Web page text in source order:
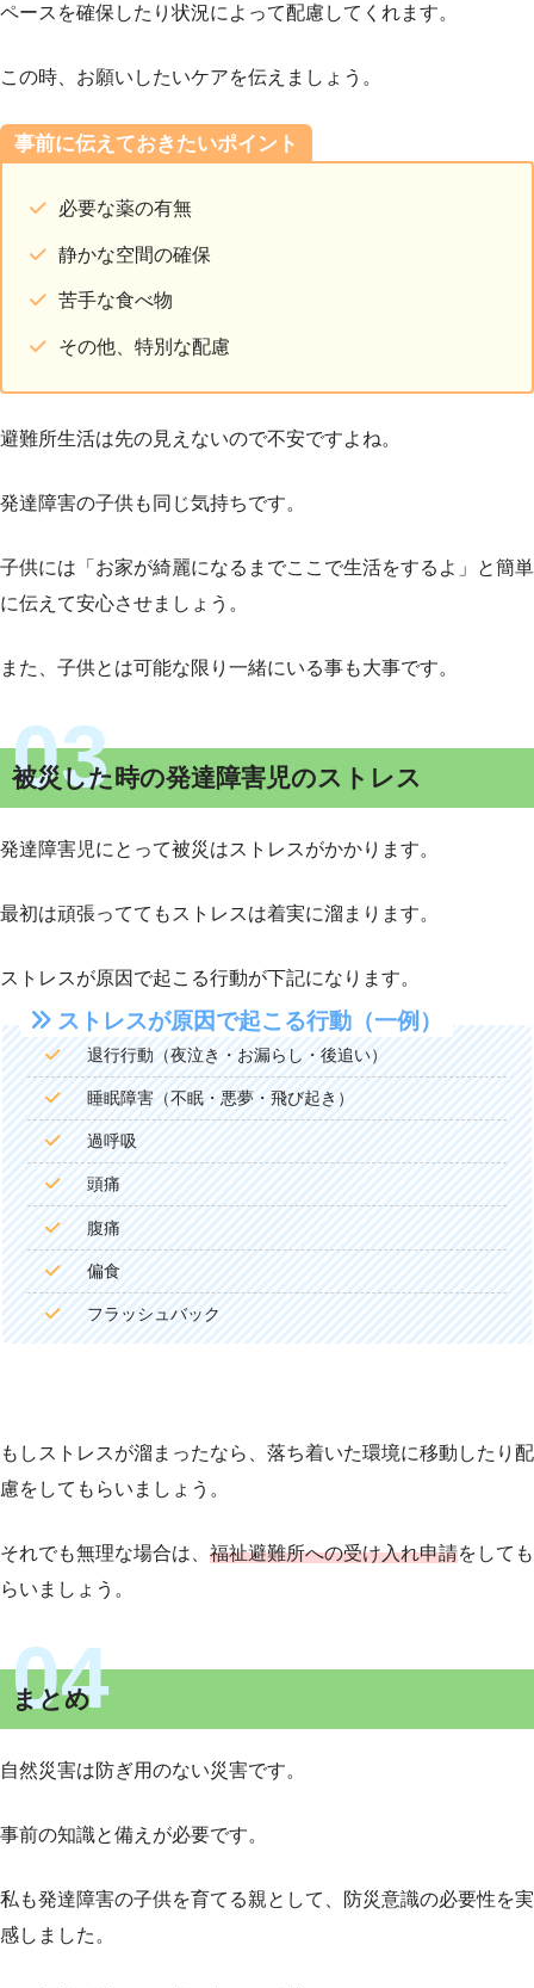
ペースを確保したり状況によって配慮してくれます。
この時、お願いしたいケアを伝えましょう。
事前に伝えておきたいポイント
必要な薬の有無
静かな空間の確保
苦手な食べ物
その他、特別な配慮
避難所生活は先の見えないので不安ですよね。
発達障害の子供も同じ気持ちです。
子供には「お家が綺麗になるまでここで生活をするよ」と簡単
に伝えて安心させましょう。
また、子供とは可能な限り一緒にいる事も大事です。
被災した時の発達障害児のストレス
発達障害児にとって被災はストレスがかかります。
最初は頑張っててもストレスは着実に溜まります。
ストレスが原因で起こる行動が下記になります。
ストレスが原因で起こる行動（一例）
退行行動（夜泣き・お漏らし・後追い）
睡眠障害（不眠・悪夢・飛び起き）
過呼吸
頭痛
腹痛
偏食
フラッシュバック
もしストレスが溜まったなら、落ち着いた環境に移動したり配
慮をしてもらいましょう。
それでも無理な場合は、 福祉避難所への受け入れ申請をしても
らいましょう。
まとめ
自然災害は防ぎ用のない災害です。
事前の知識と備えが必要です。
私も発達障害の子供を育てる親として、防災意識の必要性を実
感しました。